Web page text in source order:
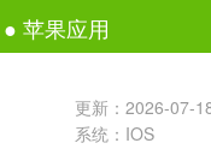
● 苹果应用
更新：2026-07-
系统：IOS